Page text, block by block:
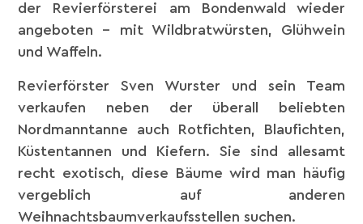
der Revierförsterei am Bondenwald wieder
angeboten – mit Wildbratwürsten, Glühwein
und Waffeln.
Revierförster Sven Wurster und sein Team
verkaufen neben der überall beliebten
Nordmanntanne auch Rotfichten, Blaufichten,
Küstentannen und Kiefern. Sie sind allesamt
recht exotisch, diese Bäume wird man häufig
vergeblich auf anderen
Weihnachtsbaumverkaufsstellen suchen.